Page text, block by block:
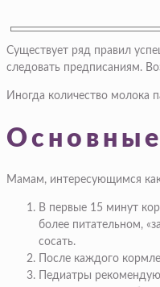
Существует ряд правил
следовать предписаниям.
Иногда количество молока
Мамам, интересующимся
В первые 15 минут
более питательном,
сосать.
После каждого
Педиатры